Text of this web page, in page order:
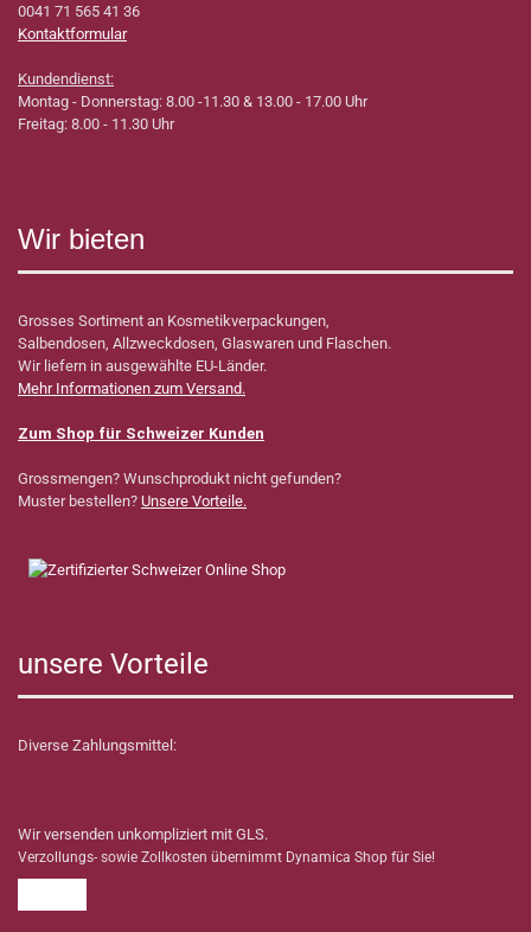
0041 71 565 41 36
Kontaktformular
Kundendienst:
Montag - Donnerstag: 8.00 -11.30 & 13.00 - 17.00 Uhr
Freitag: 8.00 - 11.30 Uhr
Wir bieten
Grosses Sortiment an Kosmetikverpackungen,
Salbendosen, Allzweckdosen, Glaswaren und Flaschen.
Wir liefern in ausgewählte EU-Länder.
Mehr Informationen zum Versand.
Zum Shop für Schweizer Kunden
Grossmengen? Wunschprodukt nicht gefunden?
Muster bestellen? Unsere Vorteile.
unsere Vorteile
Diverse Zahlungsmittel:
Wir versenden unkompliziert mit GLS.
Verzollungs- sowie Zollkosten übernimmt Dynamica Shop für Sie!